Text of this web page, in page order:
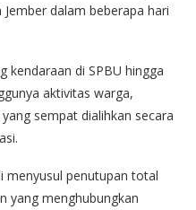
dalam beberapa hari
kendaraan di SPBU hingga
aktivitas warga,
sempat dialihkan secara
menyusul penutupan total
yang menghubungkan